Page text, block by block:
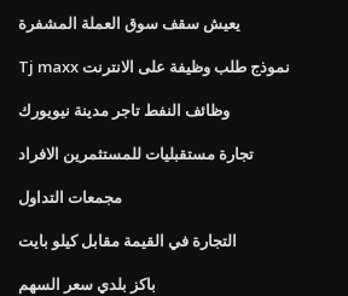
يعيش سقف سوق العملة المشفرة
Tj maxx نموذج طلب وظيفة على الانترنت
وظائف النفط تاجر مدينة نيويورك
تجارة مستقبليات للمستثمرين الافراد
مجمعات التداول
التجارة في القيمة مقابل كيلو بايت
باكز بلدي سعر السهم